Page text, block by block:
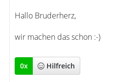
Hallo Bruderherz,
wir machen das schon :-)
0x Hilfreich